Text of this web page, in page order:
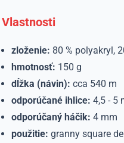
Vlastnosti
zloženie: 80 % polyakryl,
hmotnosť: 150 g
dĺžka (návin): cca 540 m
odporúčané ihlice:4,5 - 5
odporúčaný háčik: 4 mm
použitie: granny square